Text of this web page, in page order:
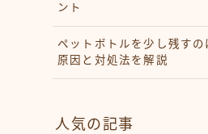
ント
ペットボトルを少し残すの
原因と対処法を解説
人気の記事